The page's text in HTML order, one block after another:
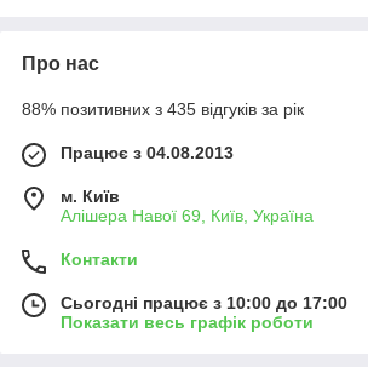
Про нас
88% позитивних з 435 відгуків за рік
Працює з 04.08.2013
м. Київ
Алішера Навої 69, Київ, Україна
Контакти
Сьогодні працює з 10:00 до 17:00
Показати весь графік роботи